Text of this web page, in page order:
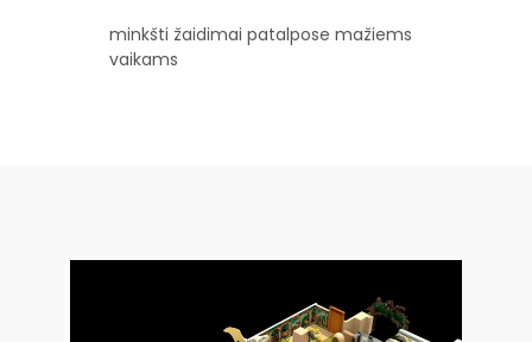
minkšti žaidimai patalpose mažiems
vaikams